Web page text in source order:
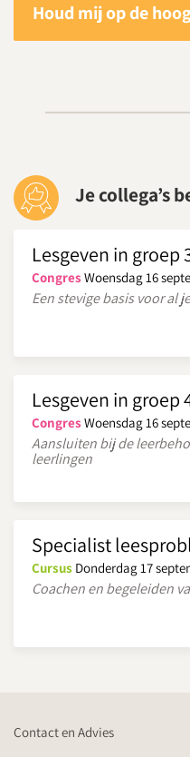
Houd mij op de
Je collega’s
Lesgeven in groep
Congres Woensdag 16
Een stevige basis voor al
Lesgeven in groep
Congres Woensdag 16
Aansluiten bij de
leerlingen
Specialist
Cursus Donderdag 17
Coachen en begeleiden
Contact en Advies